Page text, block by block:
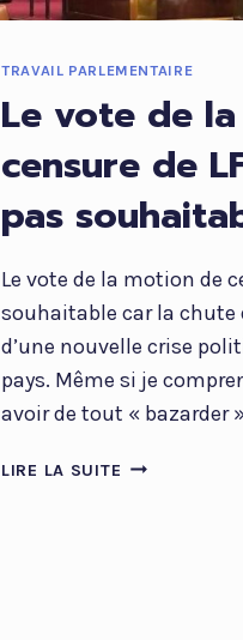
TRAVAIL PARLEMENTAIRE
Le vote de
censure de
pas
Le vote de la motion de
souhaitable car la chute
d’une nouvelle crise
pays. Même si je
avoir de tout « bazarder
LIRE LA SUITE LE